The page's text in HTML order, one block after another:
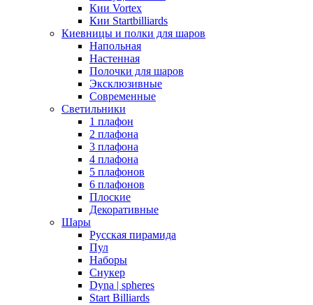
Кии Vortex
Кии Startbilliards
Киевницы и полки для шаров
Напольная
Настенная
Полочки для шаров
Эксклюзивные
Современные
Светильники
1 плафон
2 плафона
3 плафона
4 плафона
5 плафонов
6 плафонов
Плоские
Декоративные
Шары
Русская пирамида
Пул
Наборы
Снукер
Dyna | spheres
Start Billiards